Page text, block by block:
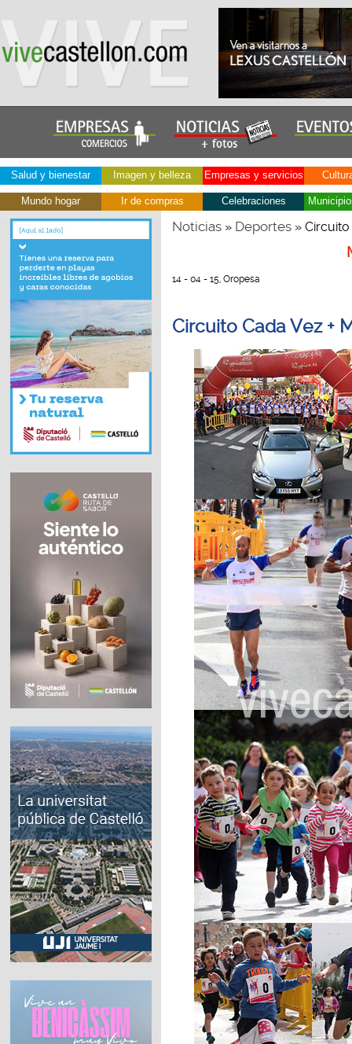
Salud y bienestar Imagen y belleza Empresas y servicios
Mundo hogar Ir de compras Celebraciones
Noticias» Deportes» Circuito
14 - 04 - 15, Oropesa
Circuito Cada Vez +